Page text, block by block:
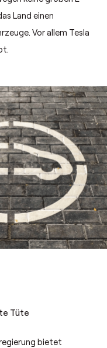
Land einen
Vor allem Tesla
Tüte
bietet